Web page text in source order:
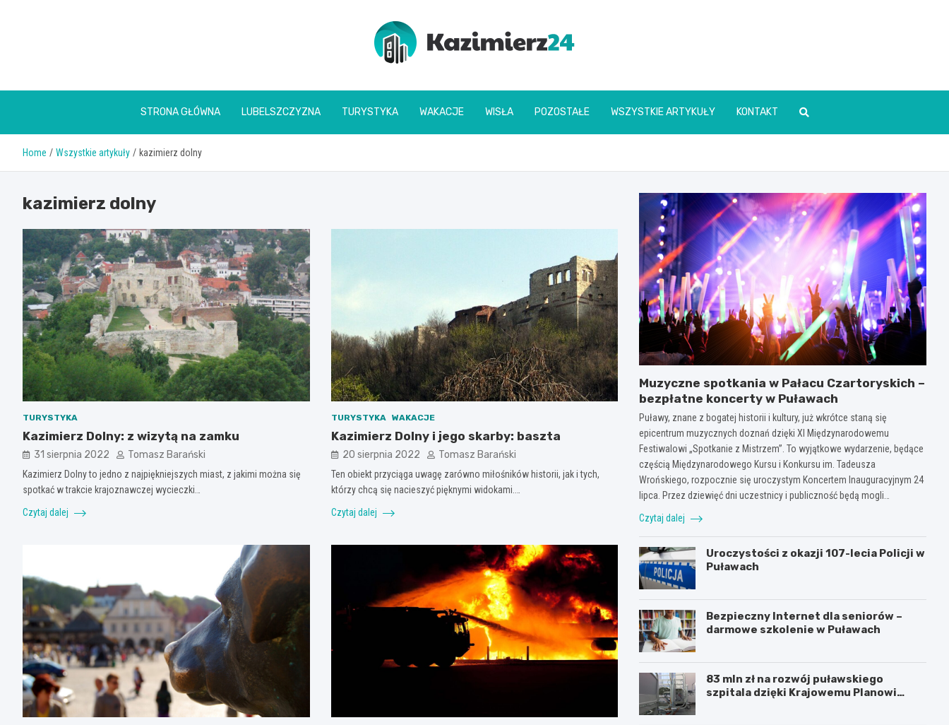
kazimierz24.pl
STRONA GŁÓWNA LUBELSZCZYZNA TURYSTYKA WAKACJE WISŁA POZOSTAŁE WSZYSTKIE ARTYKUŁY KONTAKT
Home Wszystkie artykuły kazimierz dolny
kazimierz dolny
TURYSTYKA
Kazimierz Dolny: z wizytą na zamku
31 sierpnia 2022 Tomasz Barański
Kazimierz Dolny to jedno z najpiękniejszych miast, z jakimi można się
spotkać w trakcie krajoznawczej wycieczki…
Czytaj dalej
TURYSTYKA WAKACJE
Kazimierz Dolny i jego skarby: baszta
20 sierpnia 2022 Tomasz Barański
Ten obiekt przyciąga uwagę zarówno miłośników historii, jak i tych,
którzy chcą się nacieszyć pięknymi widokami.…
Czytaj dalej
Muzyczne spotkania w Pałacu Czartoryskich –
bezpłatne koncerty w Puławach
Puławy, znane z bogatej historii i kultury, już wkrótce staną się
epicentrum muzycznych doznań dzięki XI Międzynarodowemu
Festiwalowi „Spotkanie z Mistrzem”. To wyjątkowe wydarzenie, będące
częścią Międzynarodowego Kursu i Konkursu im. Tadeusza
Wrońskiego, rozpocznie się uroczystym Koncertem Inauguracyjnym 24
lipca. Przez dziewięć dni uczestnicy i publiczność będą mogli…
Czytaj dalej
Uroczystości z okazji 107-lecia Policji w
Puławach
Bezpieczny Internet dla seniorów –
darmowe szkolenie w Puławach
83 mln zł na rozwój puławskiego
szpitala dzięki Krajowemu Planowi